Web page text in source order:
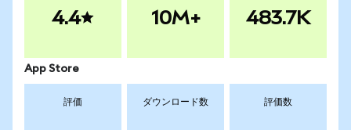
4.4 10M+ 483.7K
App Store
評価 ダウンロード数 評価数